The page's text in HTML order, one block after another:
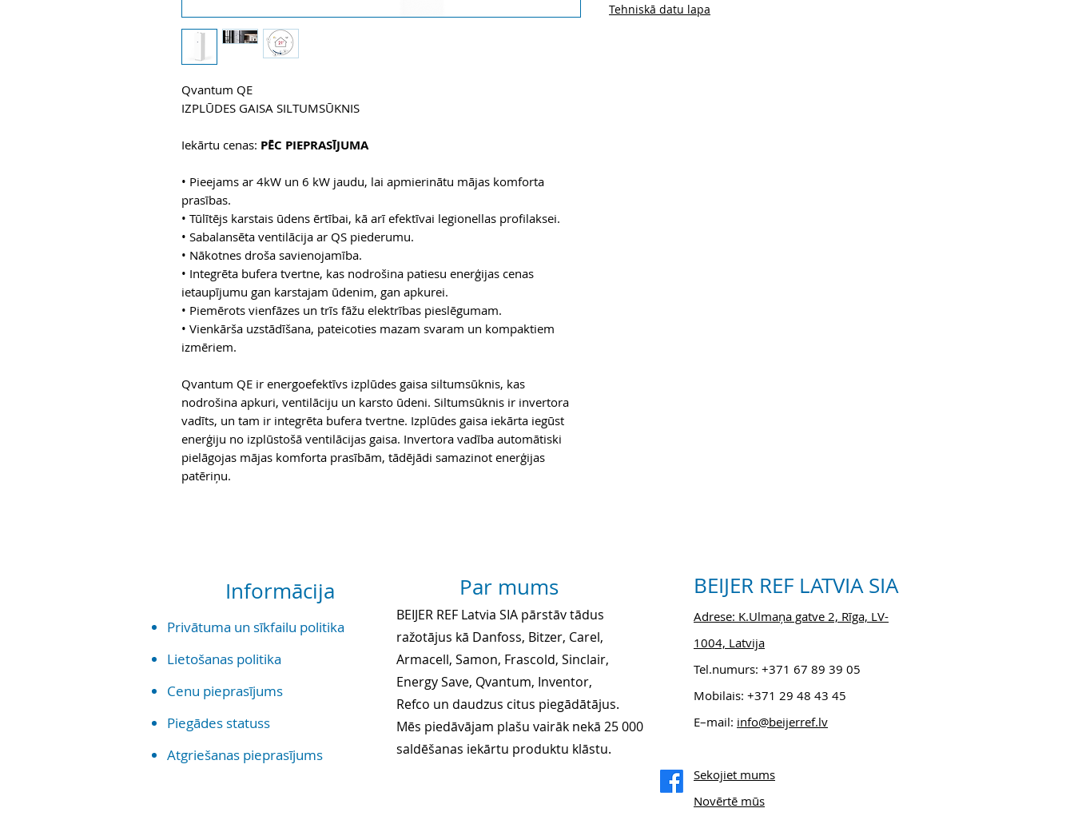
Qvantum QE
IZPLŪDES GAISA SILTUMSŪKNIS
Iekārtu cenas: PĒC PIEPRASĪJUMA
• Pieejams ar 4kW un 6 kW jaudu, lai apmierinātu mājas komforta
prasības.
• Tūlītējs karstais ūdens ērtībai, kā arī efektīvai legionellas profilaksei.
• Sabalansēta ventilācija ar QS piederumu.
• Nākotnes droša savienojamība.
• Integrēta bufera tvertne, kas nodrošina patiesu enerģijas cenas
ietaupījumu gan karstajam ūdenim, gan apkurei.
• Piemērots vienfāzes un trīs fāžu elektrības pieslēgumam.
• Vienkārša uzstādīšana, pateicoties mazam svaram un kompaktiem
izmēriem.
Qvantum QE ir energoefektīvs izplūdes gaisa siltumsūknis, kas
nodrošina apkuri, ventilāciju un karsto ūdeni. Siltumsūknis ir invertora
vadīts, un tam ir integrēta bufera tvertne. Izplūdes gaisa iekārta iegūst
enerģiju no izplūstošā ventilācijas gaisa. Invertora vadība automātiski
pielāgojas mājas komforta prasībām, tādējādi samazinot enerģijas
patēriņu.
Tehniskā datu lapa
Informācija
Privātuma un sīkfailu politika
Lietošanas politika
Cenu pieprasījums
Piegādes statuss
Atgriešanas pieprasījums
Par mums
BEIJER REF Latvia SIA pārstāv tādus
ražotājus kā Danfoss, Bitzer, Carel,
Armacell, Samon, Frascold, Sinclair,
Energy Save, Qvantum, Inventor,
Refco un daudzus citus piegādātājus.
Mēs piedāvājam plašu vairāk nekā 25 000
saldēšanas iekārtu produktu klāstu.
BEIJER REF LATVIA SIA
Adrese: K.Ulmaņa gatve 2, Rīga, LV-
1004, Latvija
Tel.numurs: +371 67 89 39 05
Mobilais: +371 29 48 43 45
E–mail: info@beijerref.lv
Sekojiet mums
Novērtē mūs